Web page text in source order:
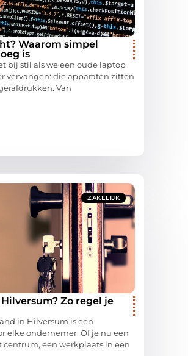
Waarom simpel
is
bij stil als we een oude laptop
vervangen: die apparaten zitten
Van
ZAKELIJK
Zo regel je
in Hilversum is een
elke ondernemer. Of je nu een
een werkplaats in een